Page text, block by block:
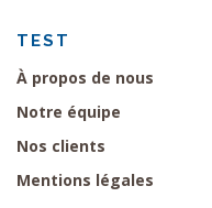
TEST
À propos de nous
Notre équipe
Nos clients
Mentions légales